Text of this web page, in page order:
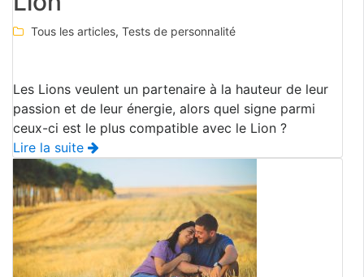
Tous les articles, Tests de personnalité
Les Lions veulent un partenaire à la hauteur de leur
passion et de leur énergie, alors quel signe parmi
ceux-ci est le plus compatible avec le Lion ?
Lire la suite